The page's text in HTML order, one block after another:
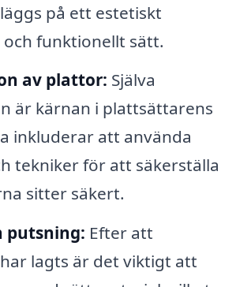
på ett estetiskt
funktionellt sätt.
av plattor: Själva
är kärnan i plattsättarens
inkluderar att använda
tekniker för att säkerställa
sitter säkert.
putsning: Efter att
lagts är det viktigt att